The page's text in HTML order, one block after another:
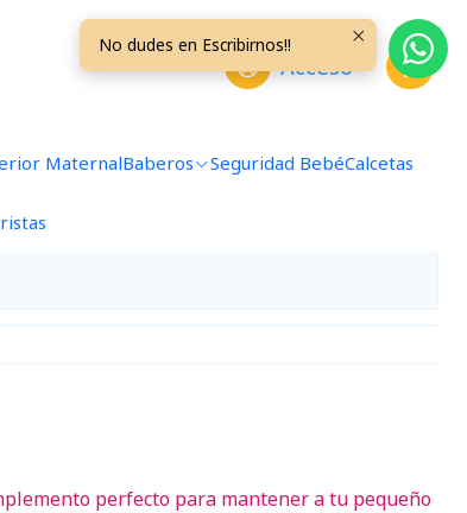
Acceso
MaternalBaberos Seguridad BebéCalcetas
perfecto para mantener a tu pequeño
No dudes en Escribirnos!!